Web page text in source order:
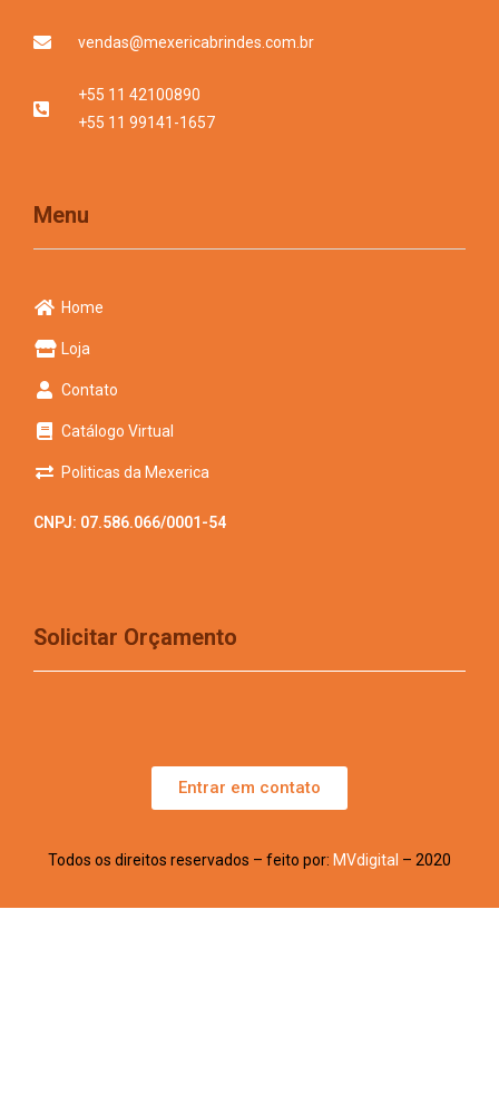
vendas@mexericabrindes.com.br
+55 11 42100890
+55 11 99141-1657
Menu
Home
Loja
Contato
Catálogo Virtual
Politicas da Mexerica
CNPJ: 07.586.066/0001-54
Solicitar Orçamento
Entrar em contato
Todos os direitos reservados – feito por: MVdigital – 2020